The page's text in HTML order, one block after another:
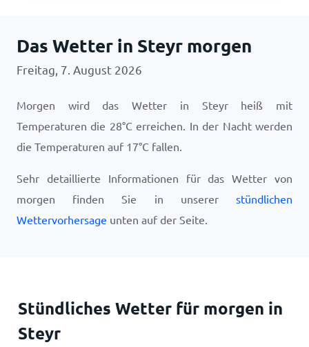
Das Wetter in Steyr morgen
Freitag, 7. August 2026
Morgen wird das Wetter in Steyr heiß mit
Temperaturen die 28°Cerreichen. In der Nacht werden
die Temperaturen auf 17°C fallen.
Sehr detaillierte Informationen für das Wetter von
morgen finden Sie in unserer stündlichen
Wettervorhersage unten auf der Seite.
Stündliches Wetter für morgen in
Steyr